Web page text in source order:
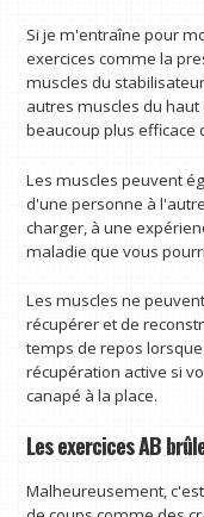
Si je m'entraîne pour
exercices comme la
muscles du
autres muscles du
beaucoup plus efficace
Les muscles peuvent
d'une personne à
charger, à une
maladie que vous
Les muscles ne
récupérer et de
temps de repos
récupération active si
canapé à la place.
Les exercices AB
Malheureusement,